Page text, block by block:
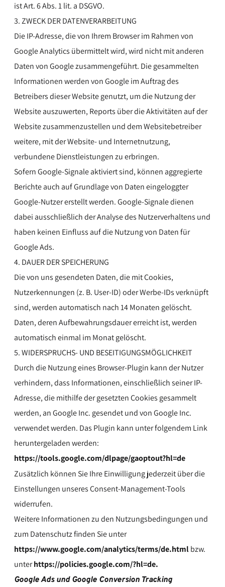
ist Art. 6 Abs. 1 lit. a DSGVO.
3. ZWECK DER DATENVERARBEITUNG
Die IP-Adresse, die von Ihrem Browser im Rahmen von
Google Analytics übermittelt wird, wird nicht mit anderen
Daten von Google zusammengeführt. Die gesammelten
Informationen werden von Google im Auftrag des
Betreibers dieser Website genutzt, um die Nutzung der
Website auszuwerten, Reports über die Aktivitäten auf der
Website zusammenzustellen und dem Websitebetreiber
weitere, mit der Website- und Internetnutzung,
verbundene Dienstleistungen zu erbringen.
Sofern Google-Signale aktiviert sind, können aggregierte
Berichte auch auf Grundlage von Daten eingeloggter
Google-Nutzer erstellt werden. Google-Signale dienen
dabei ausschließlich der Analyse des Nutzerverhaltens und
haben keinen Einfluss auf die Nutzung von Daten für
Google Ads.
4. DAUER DER SPEICHERUNG
Die von uns gesendeten Daten, die mit Cookies,
Nutzerkennungen (z. B. User-ID) oder Werbe-IDs verknüpft
sind, werden automatisch nach 14 Monaten gelöscht.
Daten, deren Aufbewahrungsdauer erreicht ist, werden
automatisch einmal im Monat gelöscht.
5. WIDERSPRUCHS- UND BESEITIGUNGSMÖGLICHKEIT
Durch die Nutzung eines Browser-Plugin kann der Nutzer
verhindern, dass Informationen, einschließlich seiner IP-
Adresse, die mithilfe der gesetzten Cookies gesammelt
werden, an Google Inc. gesendet und von Google Inc.
verwendet werden. Das Plugin kann unter folgendem Link
heruntergeladen werden:
https://tools.google.com/dlpage/gaoptout?hl=de
Zusätzlich können Sie Ihre Einwilligung jederzeit über die
Einstellungen unseres Consent-Management-Tools
widerrufen.
Weitere Informationen zu den Nutzungsbedingungen und
zum Datenschutz finden Sie unter
https://www.google.com/analytics/terms/de.htmlbzw.
unterhttps://policies.google.com/?hl=de.
Google Ads und Google Conversion Tracking